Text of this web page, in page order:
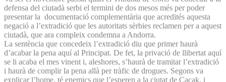
defensa del ciutadà serbi el termini de dos mesos més per poder
presentar la documentació complementària que acredités aquesta
negació a l’extradició que les autoritats sèrbies reclamen per a aquest
ciutadà, que ara compleix condemna a Andorra.
La sentència que concedeix l’extradició diu que primer haurà
d’acabar la pena aquí al Principat. De fet, la privació de llibertat aquí
se li acaba el mes vinent i, aleshores, s’haurà de tramitar l’extradició
i haurà de complir la pena allà per tràfic de drogues. Segons va
explicar l’home, té enemics que l’esperen a la ciutat de Cacak, i